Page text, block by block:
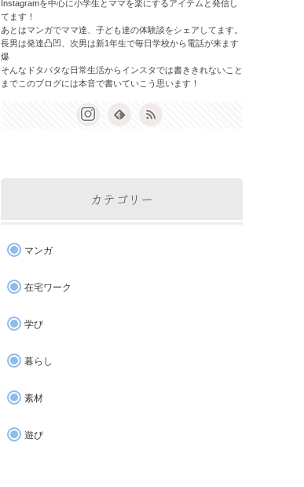
Instagramを中心に小学生とママを楽にするアイテムと発信し
てます！
あとはマンガでママ達、子ども達の体験談をシェアしてます。
長男は発達凸凹、次男は新1年生で毎日学校から電話が来ます
爆
そんなドタバタな日常生活からインスタでは書ききれないこと
までこのブログには本音で書いていこう思います！
カテゴリー
マンガ
在宅ワーク
学び
暮らし
素材
遊び